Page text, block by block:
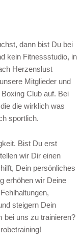
b
dann bist Du bei
kein Fitnessstudio, in
Herzenslust
Mitglieder und
Club auf. Bei
die wirklich was
sportlich.
Bist Du erst
wir Dir einen
Dein persönliches
erhöhen wir Deine
steigern Dein
bei uns zu trainieren?